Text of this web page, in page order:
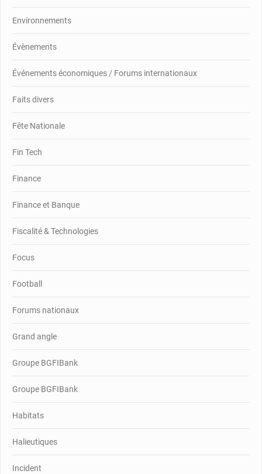
Environnements
Évènements
Événements économiques / Forums internationaux
Faits divers
Fête Nationale
Fin Tech
Finance
Finance et Banque
Fiscalité & Technologies
Focus
Football
Forums nationaux
Grand angle
Groupe BGFIBank
Groupe BGFIBank
Habitats
Halieutiques
Incident